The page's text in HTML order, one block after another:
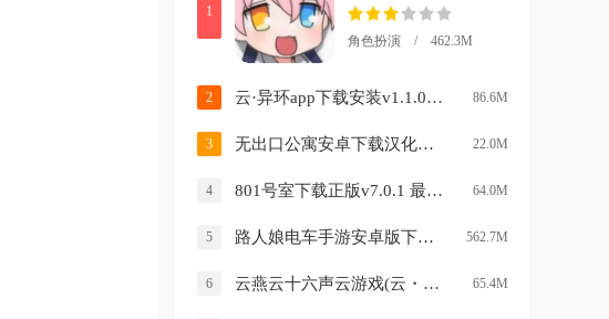
法，喜欢的玩家赶紧下载吧。
1
角色扮演 / 462.3M
2 云·异环app下载安装v1.1.0 最新版 86.6M
3 无出口公寓安卓下载汉化版2026v1.5.0 中文版 22.0M
4 801号室下载正版v7.0.1 最新版 64.0M
5 路人娘电车手游安卓版下载v1.0.0 最新版 562.7M
6 云燕云十六声云游戏(云・燕云十六声)v1.2.3 安卓版 65.4M